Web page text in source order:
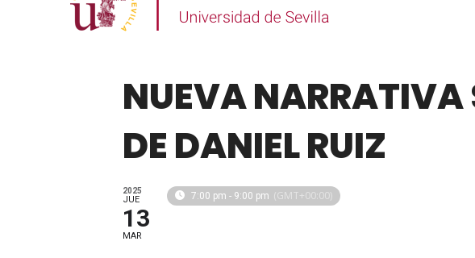
NUEVA NARRATIVA
DE DANIEL RUIZ
2025
JUE
13
MAR
7:00 pm - 9:00 pm (GMT+00:00)